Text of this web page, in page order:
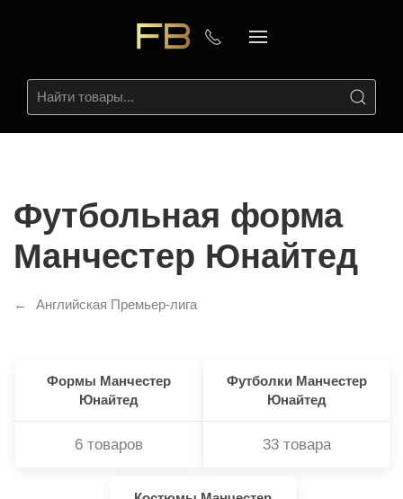
Футбольная форма
Манчестер Юнайтед
Английская Премьер-лига
Формы Манчестер
Юнайтед
6 товаров
Футболки Манчестер
Юнайтед
33 товара